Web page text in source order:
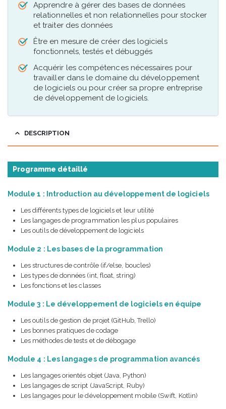
Apprendre à gérer des bases de données
relationnelles et non relationnelles pour stocker
et traiter des données
Être en mesure de créer des logiciels
fonctionnels, testés et débuggés
Acquérir les compétences nécessaires pour
travailler dans le domaine du développement
de logiciels ou pour créer sa propre entreprise
de développement de logiciels.
DESCRIPTION
Programme détaillé
Module 1 : Introduction au développement de logiciels
Les différents types de logiciels et leur utilité
Les langages de programmation les plus populaires
Les outils de développement de logiciels
Module 2 : Les bases de la programmation
Les structures de contrôle (if/else, boucles)
Les types de données (int, float, string)
Les fonctions et les classes
Module 3 : Le développement de logiciels en équipe
Les outils de gestion de projet (GitHub, Trello)
Les bonnes pratiques de codage
Les méthodes de tests et de débogage
Module 4 : Les langages de programmation avancés
Les langages orientés objet (Java, Python)
Les langages de script (JavaScript, Ruby)
Les langages pour le développement mobile (Swift, Kotlin)